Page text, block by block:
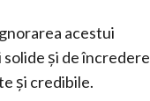
acestui
și de încredere
și credibile.